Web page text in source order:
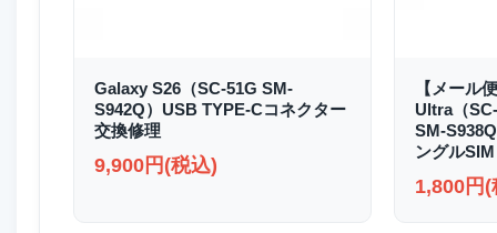
Galaxy S26（SC-51G SM-
S942Q）USB TYPE-Cコネクター
交換修理
9,900円(税込)
【メール
Ultra（
SM-
ングル
1,800円(